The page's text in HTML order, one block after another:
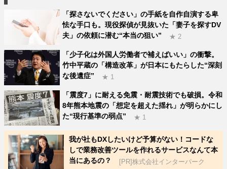
「探さないでください」の手紙を自作自演する卑
怯な手口も。現役探偵が見抜いた「妻子を探すDV
夫」の依頼に潜む“本当の狙い”
★ 2
「少子化は外国人労働者で補えばいい」の衝撃。
竹中平蔵の「構造改革」が日本にもたらした“深刻
な後遺症”
★ 1
「震度7」に耐える免震・耐震技術でも破損。令和
8年熊本地震の「想定を超えた揺れ」が明らかにし
た“現行基準の弱点”
★ 1
我が社もDXしたいけど予算がない！コードな
しで業務改善ツールを作れるサービスなんて本
当にあるの？
[PR]株式会社インターパーク